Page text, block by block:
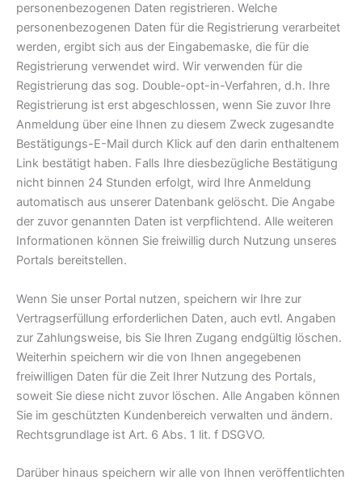
personenbezogenen Daten registrieren. Welche
personenbezogenen Daten für die Registrierung verarbeitet
werden, ergibt sich aus der Eingabemaske, die für die
Registrierung verwendet wird. Wir verwenden für die
Registrierung das sog. Double-opt-in-Verfahren, d.h. Ihre
Registrierung ist erst abgeschlossen, wenn Sie zuvor Ihre
Anmeldung über eine Ihnen zu diesem Zweck zugesandte
Bestätigungs-E-Mail durch Klick auf den darin enthaltenem
Link bestätigt haben. Falls Ihre diesbezügliche Bestätigung
nicht binnen 24 Stunden erfolgt, wird Ihre Anmeldung
automatisch aus unserer Datenbank gelöscht. Die Angabe
der zuvor genannten Daten ist verpflichtend. Alle weiteren
Informationen können Sie freiwillig durch Nutzung unseres
Portals bereitstellen.
Wenn Sie unser Portal nutzen, speichern wir Ihre zur
Vertragserfüllung erforderlichen Daten, auch evtl. Angaben
zur Zahlungsweise, bis Sie Ihren Zugang endgültig löschen.
Weiterhin speichern wir die von Ihnen angegebenen
freiwilligen Daten für die Zeit Ihrer Nutzung des Portals,
soweit Sie diese nicht zuvor löschen. Alle Angaben können
Sie im geschützten Kundenbereich verwalten und ändern.
Rechtsgrundlage ist Art. 6 Abs. 1 lit. f DSGVO.
Darüber hinaus speichern wir alle von Ihnen veröffentlichten